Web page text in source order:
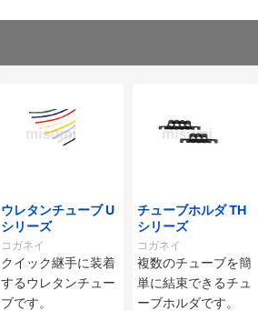
ウレタンチューブ U
シリーズ
コガネイ
クイック継手に装着
するウレタンチュー
ブです。
チューブホルダ TH
シリーズ
コガネイ
複数のチューブを簡
単に結束できるチュ
ーブホルダです。